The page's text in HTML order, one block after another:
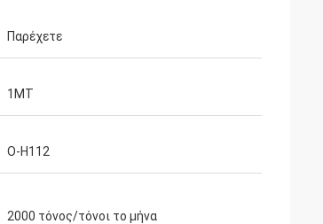
Παρέχετε
1MT
Ο-H112
2000 τόνος/τόνοι το μήνα